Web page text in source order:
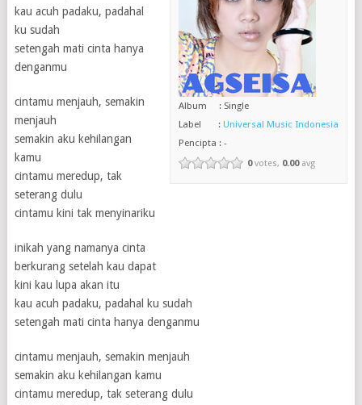
Album : Single
Label :Universal Music Indonesia
Pencipta : -
0votes, 0.00avg
kau acuh padaku, padahal
ku sudah
setengah mati cinta hanya
denganmu
cintamu menjauh, semakin
menjauh
semakin aku kehilangan
kamu
cintamu meredup, tak
seterang dulu
cintamu kini tak menyinariku
inikah yang namanya cinta
berkurang setelah kau dapat
kini kau lupa akan itu
kau acuh padaku, padahal ku sudah
setengah mati cinta hanya denganmu
cintamu menjauh, semakin menjauh
semakin aku kehilangan kamu
cintamu meredup, tak seterang dulu